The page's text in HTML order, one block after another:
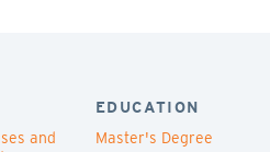
and
EDUCATION
Master's Degree